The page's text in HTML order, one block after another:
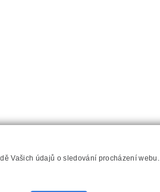
Vašich údajů o sledování procházení webu.